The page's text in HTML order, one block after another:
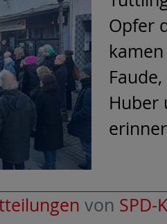
Opfer
Huber
von SPD-